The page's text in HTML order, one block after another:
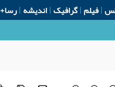
فیلم گرافیک اندیشه رسا+